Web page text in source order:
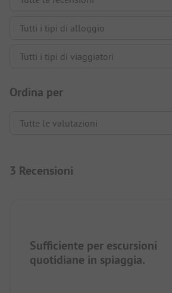
Ordina per
3 Recensioni
Sufficiente per escursioni
quotidiane in spiaggia.